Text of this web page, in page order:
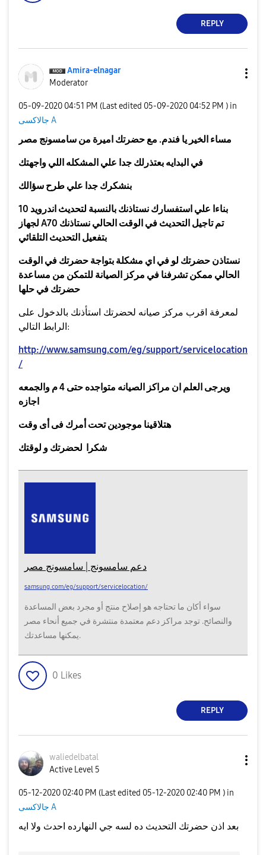
REPLY
Amira-elnagar
Moderator
‎05-09-2020 04:51 PM (Last edited ‎05-09-2020 04:52 PM ) in
جالاكسى A
مساء الخير يا فندم. مع حضرتك اميرة من سامسونج مصر
في البدايه بعتذرلك جدا علي المشكله اللي واجهتك
بنشكرك جدا علي طرح سؤالك
بناءا علي استفسارك
نستاذنك بالنسبة لتحديث اندرويد 10
لجهاز A70 تم تاجيل التحديث في الوقت الحالي نستاذنك
نستاذن حضرتك لو في اي مشكلة بتواجة حضرتك في الوقت
الحالي ممكن تشرفنا في مركز الصيانة للتمكن من مساعدة
لمعرفة اقرب مركز صيانه لحضرتك استأذنك بالدخول على
الرابط التالي:
http://www.samsung.com/eg/support/servicelocation
/
ويرجى العلم ان مراكز الصيانه متواجده حتى 4 م والجمعه
اجازه
هتلاقينا موجودين تحت أمرك فى أى وقت
شكرا لحضرتك و لوقتك
دعم سامسونج | سامسونج مصر
samsung.com/eg/support/servicelocation/
سواء أكان ما تحتاجه هو إصلاح منتج أو مجرد بعض المساعدة
والنصائح. توجد مراكز دعم معتمدة منتشرة في جميع أنحاء مصر
يمكنها مساعدتك.
0 Likes
REPLY
waliedelbatal
Active Level 5
‎05-12-2020 02:40 PM (Last edited ‎05-12-2020 02:40 PM ) in
جالاكسى A
بعد اذن حضرتك التحديث ده لسه جي النهارده احدث ولا ايه